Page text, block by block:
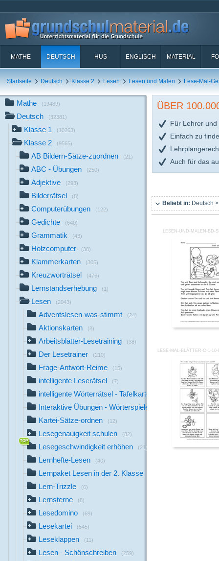
MATHE DEUTSCH HUS ENGLISCH MATERIAL
Startseite Deutsch Klasse 2 Lesen Lesen und Malen Lese-Mal-
Mathe (19489)
Deutsch (32381)
Klasse 1 (10263)
Klasse 2 (9565)
AB Bildern-Sätze-zuordnen (21)
ABC - Übungen (250)
Adjektive (293)
Bilderrätsel (8)
Computerübungen (122)
Gedichte (640)
Grammatik (43)
Holzcomputer (38)
Klammerkarten (305)
Kreuzworträtsel (476)
Lernstandserhebung (1)
Lesen (2043)
Adventslesen-was-stimmt (24)
Aktionskarten (8)
Arbeitsblätter-Lesetraining (38)
Der Lesetrainer (210)
Frage-Antwort-Reime (15)
intelligente Leserätsel (7)
intelligente Wörterrätsel - Tafelkarten
Interaktive Übungen - Wörterspiele
Kartei-Sätze-ordnen (12)
Lesegenauigkeit schulen (82)
Lesegeschwindigkeit erhöhen (21)
Lernhefte-Lesen (40)
Lernpaket Lesen in der 2. Klasse
Lern-Trizzle (6)
Lernsterne (8)
Lesedomino (69)
Lesekartei (545)
Leseklappen (11)
Lesen - Schönschreiben (259)
ÜBER
Für Lehrer und
Einfach zu
Auch für das
Beliebt in: Deutsch
LESEN-UND-MALEN-BD-
LESE-MAL-BLÄTTER-C-1-